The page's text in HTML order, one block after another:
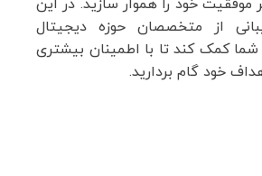
موفقیت خود را هموار سازید. در این
از متخصصان حوزه دیجیتال
شما کمک کند تا با اطمینان بیشتری
خود گام بردارید.